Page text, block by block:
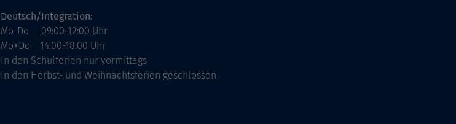
Deutsch/Integration:
Mo-Do 09:00-12:00 Uhr
Mo+Do 14:00-18:00 Uhr
In den Schulferien nur vormittags
In den Herbst- und Weihnachtsferien geschlossen